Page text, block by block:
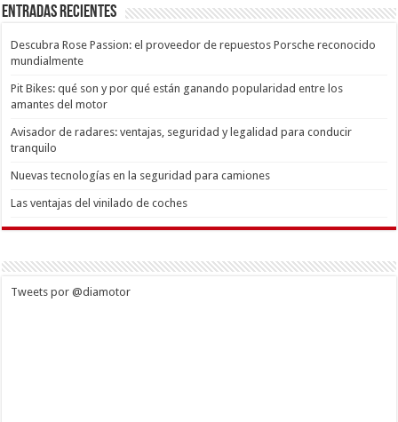
Entradas recientes
Descubra Rose Passion: el proveedor de repuestos Porsche reconocido
mundialmente
Pit Bikes: qué son y por qué están ganando popularidad entre los
amantes del motor
Avisador de radares: ventajas, seguridad y legalidad para conducir
tranquilo
Nuevas tecnologías en la seguridad para camiones
Las ventajas del vinilado de coches
Tweets por @diamotor